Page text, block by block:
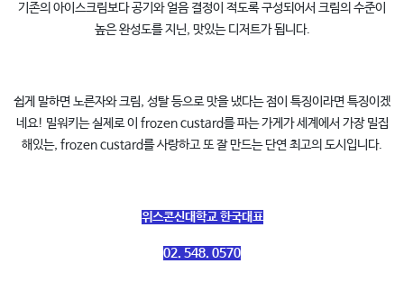
기존의 아이스크림보다 공기와 얼음 결정이 적도록 구성되어서 크림의 수준이
높은 완성도를 지닌, 맛있는 디저트가 됩니다.
쉽게 말하면 노른자와 크림, 성탈 등으로 맛을 냈다는 점이 특징이라면 특징이겠
네요! 밀워키는 실제로 이 frozen custard를 파는 가게가 세계에서 가장 밀집
해있는, frozen custard를 사랑하고 또 잘 만드는 단연 최고의 도시입니다.
위스콘신대학교 한국대표
02. 548. 0570